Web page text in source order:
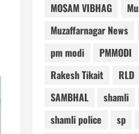
MOSAM VIBHAG
Muzaffarnagar News
pm modi
PMMODI
Rakesh Tikait
RLD
SAMBHAL
shamli
shamli police
sp